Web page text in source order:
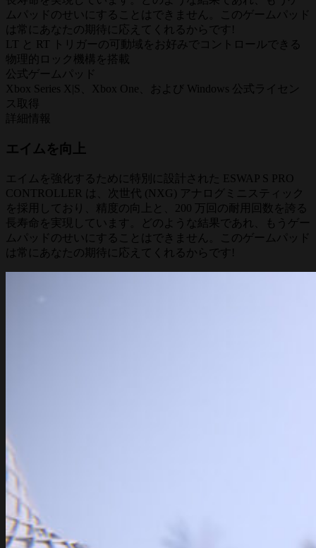
ムパッドのせいにすることはできません。このゲームパッド
は常にあなたの期待に応えてくれるからです!
LT と RT トリガーの可動域をお好みでコントロールできる
物理的ロック機構を搭載
公式ゲームパッド
Xbox Series X|S、Xbox One、および Windows 公式ライセン
ス取得
詳細情報
エイムを向上
エイムを強化するために特別に設計された ESWAP S PRO
CONTROLLER は、次世代 (NXG) アナログミニスティック
を採用しており、精度の向上と、200 万回の耐用回数を誇る
長寿命を実現しています。どのような結果であれ、もうゲー
ムパッドのせいにすることはできません。このゲームパッド
は常にあなたの期待に応えてくれるからです!